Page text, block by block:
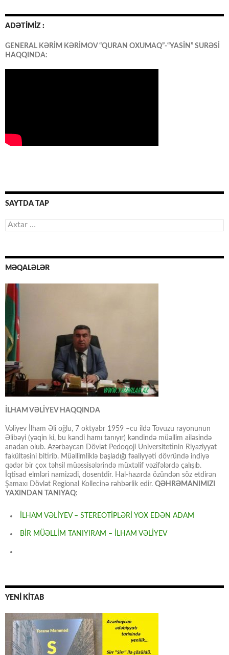
ADƏTİMİZ :
GENERAL KƏRİM KƏRİMOV “QURAN OXUMAQ”-“YASİN” SURƏSİ
HAQQINDA:
SAYTDA TAP
Axtarış:
MƏQALƏLƏR
İLHAM VƏLİYEV HAQQINDA
Vəliyev İlham Əli oğlu, 7 oktyabr 1959 –cu ildə Tovuzu rayonunun
Əlibəyi (yəqin ki, bu kəndi hamı tanıyır) kəndində müəllim ailəsində
anadan olub. Azərbaycan Dövlət Pedoqoji Universitetinin Riyaziyyat
fakültəsini bitirib. Müəllimliklə başladığı fəaliyyəti dövründə indiyə
qədər bir çox təhsil müəssisələrində müxtəlif vəzifələrdə çalışıb.
İqtisad elmləri namizədi, dosentdir. Hal-hazırda özündən söz etdirən
Şamaxı Dövlət Regional Kollecinə rəhbərlik edir. QƏHRƏMANIMIZI
YAXINDAN TANIYAQ:
İLHAM VƏLİYEV – STEREOTİPLƏRİ YOX EDƏN ADAM
BİR MÜƏLLİM TANIYIRAM – İLHAM VƏLİYEV
YENİ KİTAB